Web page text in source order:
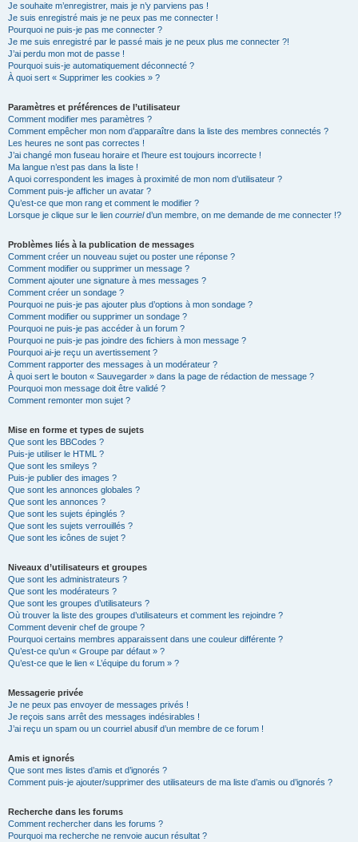
Je souhaite m’enregistrer, mais je n’y parviens pas !
Je suis enregistré mais je ne peux pas me connecter !
Pourquoi ne puis-je pas me connecter ?
Je me suis enregistré par le passé mais je ne peux plus me connecter ?!
J’ai perdu mon mot de passe !
Pourquoi suis-je automatiquement déconnecté ?
À quoi sert « Supprimer les cookies » ?
Paramètres et préférences de l’utilisateur
Comment modifier mes paramètres ?
Comment empêcher mon nom d’apparaître dans la liste des membres connectés ?
Les heures ne sont pas correctes !
J’ai changé mon fuseau horaire et l’heure est toujours incorrecte !
Ma langue n’est pas dans la liste !
A quoi correspondent les images à proximité de mon nom d’utilisateur ?
Comment puis-je afficher un avatar ?
Qu’est-ce que mon rang et comment le modifier ?
Lorsque je clique sur le lien courrield’un membre, on me demande de me connecter !?
Problèmes liés à la publication de messages
Comment créer un nouveau sujet ou poster une réponse ?
Comment modifier ou supprimer un message ?
Comment ajouter une signature à mes messages ?
Comment créer un sondage ?
Pourquoi ne puis-je pas ajouter plus d’options à mon sondage ?
Comment modifier ou supprimer un sondage ?
Pourquoi ne puis-je pas accéder à un forum ?
Pourquoi ne puis-je pas joindre des fichiers à mon message ?
Pourquoi ai-je reçu un avertissement ?
Comment rapporter des messages à un modérateur ?
À quoi sert le bouton « Sauvegarder » dans la page de rédaction de message ?
Pourquoi mon message doit être validé ?
Comment remonter mon sujet ?
Mise en forme et types de sujets
Que sont les BBCodes ?
Puis-je utiliser le HTML ?
Que sont les smileys ?
Puis-je publier des images ?
Que sont les annonces globales ?
Que sont les annonces ?
Que sont les sujets épinglés ?
Que sont les sujets verrouillés ?
Que sont les icônes de sujet ?
Niveaux d’utilisateurs et groupes
Que sont les administrateurs ?
Que sont les modérateurs ?
Que sont les groupes d’utilisateurs ?
Où trouver la liste des groupes d’utilisateurs et comment les rejoindre ?
Comment devenir chef de groupe ?
Pourquoi certains membres apparaissent dans une couleur différente ?
Qu’est-ce qu’un « Groupe par défaut » ?
Qu’est-ce que le lien « L’équipe du forum » ?
Messagerie privée
Je ne peux pas envoyer de messages privés !
Je reçois sans arrêt des messages indésirables !
J’ai reçu un spam ou un courriel abusif d’un membre de ce forum !
Amis et ignorés
Que sont mes listes d’amis et d’ignorés ?
Comment puis-je ajouter/supprimer des utilisateurs de ma liste d’amis ou d’ignorés ?
Recherche dans les forums
Comment rechercher dans les forums ?
Pourquoi ma recherche ne renvoie aucun résultat ?